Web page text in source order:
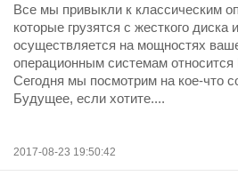
Все мы привыкли к классическим
которые грузятся с жесткого диска
осуществляется на мощностях
операционным системам
Сегодня мы посмотрим на кое-что
Будущее, если хотите....
2017-08-23 19:50:42